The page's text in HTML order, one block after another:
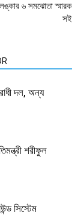
৬ সমঝোতা স্মারক
সই
দল, অন্য
শরীফুল
সিস্টেম